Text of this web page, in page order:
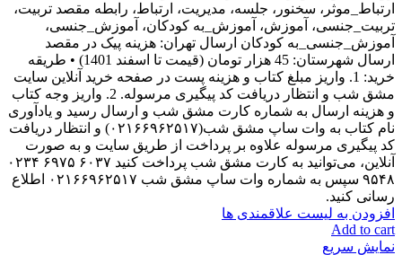
ارتباط_موثر، سخنور، جلسه، مدیریت، ارتباط، رابطه مقصد تربیت،
تربیت_جنسی، آموزش، آموزش_به کودکان، آموزش_جنسی،
آموزش_جنسی_به کودکان ارسال تهران: هزینه پیک در مقصد
ارسال شهرستان: 45 هزار تومان (قیمت تا اسفند 1401) • طریقه
خرید: 1. واریز مبلغ کتاب و هزینه پست در صفحه خرید آنلاین سایت
مشق شب و انتظار دریافت کد پیگیری مرسوله. 2. واریز وجه کتاب
و هزینه ارسال به شماره کارت مشق شب و ارسال رسید و یادآوری
نام کتاب به وات ساپ مشق شب(۰۲۱۶۶۹۶۲۵۱۷) و انتظار دریافت
کد پیگیری مرسوله علاوه بر پرداخت از طریق سایت و به صورت
آنلاین، می‌توانید به کارت مشق شب پرداخت کنید ۶۰۳۷ ۶۹۷۵ ۰۲۳۴
۹۵۴۸ سپس به شماره وات ساپ مشق شب ۰۲۱۶۶۹۶۲۵۱۷ اطلاع
رسانی کنید.
افزودن به لیست علاقمندی ها
Add to cart
نمایش سریع